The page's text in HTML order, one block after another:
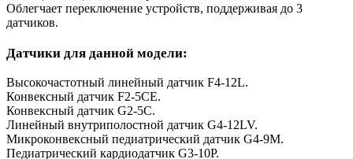
Облегчает переключение устройств, поддерживая до 3
датчиков.
Датчики для данной модели:
Высокочастотный линейный датчик F4-12L.
Конвексный датчик F2-5CE.
Конвексный датчик G2-5C.
Линейный внутриполостной датчик G4-12LV.
Микроконвексный педиатрический датчик G4-9M.
Педиатрический кардиодатчик G3-10P.